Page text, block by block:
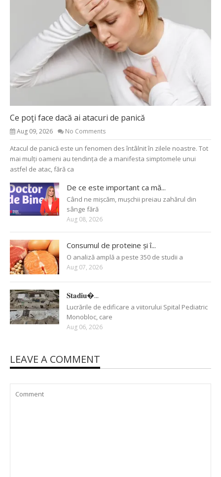
Ce poţi face dacă ai atacuri de panică
Aug 09, 2026 No Comments
Atacul de panică este un fenomen des întâlnit în zilele noastre. Tot
mai mulți oameni au tendința de a manifesta simptomele unui
astfel de atac, fără ca
De ce este important ca mă...
Când ne mișcăm, mușchii preiau zahărul din
sânge fără
Aug 08, 2026
Consumul de proteine și î...
O analiză amplă a peste 350 de studii a
Aug 07, 2026
𝐒𝐭𝐚𝐝𝐢𝐮�...
Lucrările de edificare a viitorului Spital Pediatric
Monobloc, care
Aug 06, 2026
LEAVE A COMMENT